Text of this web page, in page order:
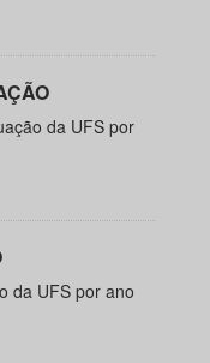
da UFS por
da UFS por ano